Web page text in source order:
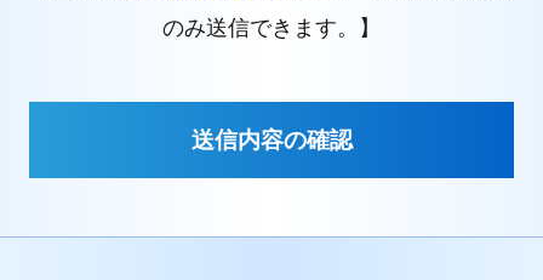
のみ送信できます。】